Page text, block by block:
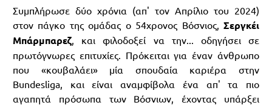
Συμπλήρωσε δύο χρόνια (απ' τον Απρίλιο του 2024)
στον πάγκο της ομάδας ο 54χρονος Βόσνιος, Σεργκέι
Μπάρμπαρεζ, και φιλοδοξεί να την... οδηγήσει σε
πρωτόγνωρες επιτυχίες. Πρόκειται για έναν άνθρωπο
που «κουβαλάει» μία σπουδαία καριέρα στην
Bundesliga, και είναι αναμφίβολα ένα απ' τα πιο
αγαπητά πρόσωπα των Βόσνιων, έχοντας υπάρξει